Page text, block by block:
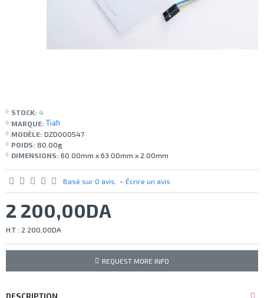
STOCK: 4
MARQUE: Tiah
MODÈLE: DZD000547
POIDS: 80.00g
DIMENSIONS: 60.00mm x 63.00mm x 2.00mm
Basé sur 0 avis. - Écrire un avis
2 200,00DA
H.T : 2 200,00DA
REQUEST MORE INFO